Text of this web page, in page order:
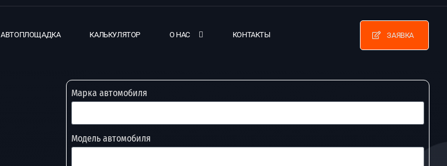
АВТОПЛОЩАДКА КАЛЬКУЛЯТОР О НАС КОНТАКТЫ ЗАЯВКА
Марка автомобиля
Модель автомобиля